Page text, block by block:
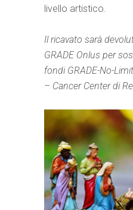
livello artistico.
Il ricavato sarà
GRADE Onlus per
fondi GRADE-No-
– Cancer Center di